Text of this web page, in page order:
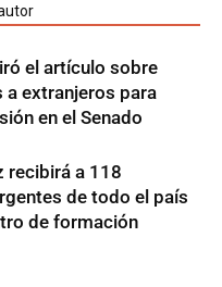
el artículo sobre
a extranjeros para
en el Senado
recibirá a 118
de todo el país
de formación